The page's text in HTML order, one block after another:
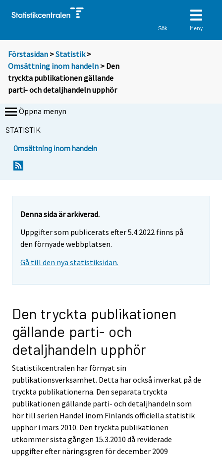
Sök Meny
Förstasidan >Statistik >
Omsättning inom handeln > Den
tryckta publikationen gällande
parti- och detaljhandeln upphör
Öppna menyn
STATISTIK
Omsättning inom handeln
Denna sida är arkiverad.
Uppgifter som publicerats efter 5.4.2022 finns på
den förnyade webbplatsen.
Gå till den nya statistiksidan.
Den tryckta publikationen
gällande parti- och
detaljhandeln upphör
Statistikcentralen har förnyat sin
publikationsverksamhet. Detta har också inverkat på de
tryckta publikationerna. Den separata tryckta
publikationen gällande parti- och detaljhandeln som
hör till serien Handel inom Finlands officiella statistik
upphör i mars 2010. Den tryckta publikationen
utkommer sista gången 15.3.2010 då reviderade
uppgifter efter näringsgren för december 2009